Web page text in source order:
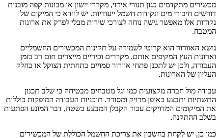
מכשירים מתקדמים כגון תנורי אידוי, מקררי יישון או מכונות קפה מובנות
דורשים חיבורי מים ונקודות חשמל ייעודיות. יש לוודא כי המיקום של
נקודות אלו מאפשר גישה נוחה לצורכי שירות מבלי לפרק את ארונות
המטבח.
נושא האוורור הוא קריטי לשמירה על תקינות המכשירים החשמליים
וארונות העץ המקיפים אותם. מקררים וכיריים מייצרים חום רב בזמן
העבודה, ולכן יש לתכנן פתחי אוורור סמויים בתחתית הצוקל או בחלק
העליון של הארונות.
עבודה מול חברה מקצועית כמו יגל מטבחים מבטיחה כי שלב תכנון
התשתיות יתבצע באופן מדויק ומסודר. תוכניות העבודה המופקות כוללות
את המיקומים המדויקים עבור הקבלן המבצע בשטח, דבר המונע הפתעות
בשלב ההתקנה.
כמו כן, יש לקחת בחשבון את צריכת החשמל הכוללת של המכשירים